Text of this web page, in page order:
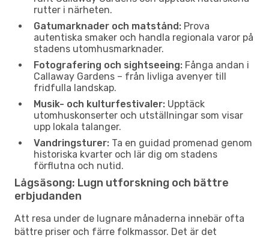
rutter i närheten.
Gatumarknader och matstånd: Prova
autentiska smaker och handla regionala varor på
stadens utomhusmarknader.
Fotografering och sightseeing: Fånga andan i
Callaway Gardens – från livliga avenyer till
fridfulla landskap.
Musik- och kulturfestivaler: Upptäck
utomhuskonserter och utställningar som visar
upp lokala talanger.
Vandringsturer: Ta en guidad promenad genom
historiska kvarter och lär dig om stadens
förflutna och nutid.
Lågsäsong: Lugn utforskning och bättre
erbjudanden
Att resa under de lugnare månaderna innebär ofta
bättre priser och färre folkmassor. Det är det